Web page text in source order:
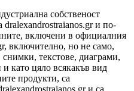
собственост
и по-
включени в официалния
включително, но не само,
текстове, диаграми,
като цяло всякакъв вид
продукти, са